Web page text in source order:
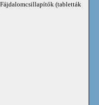
(tabletták